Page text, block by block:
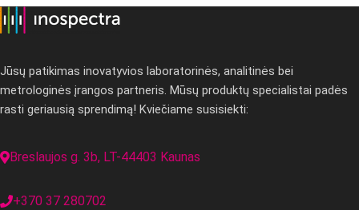
Jūsų patikimas inovatyvios laboratorinės, analitinės bei
metrologinės įrangos partneris. Mūsų produktų specialistai padės
rasti geriausią sprendimą! Kviečiame susisiekti:
Breslaujos g. 3b, LT-44403 Kaunas
+370 37 280702